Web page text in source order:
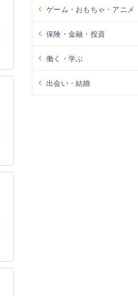
ゲーム・おもちゃ・アニメ
保険・金融・投資
働く・学ぶ
出会い・結婚